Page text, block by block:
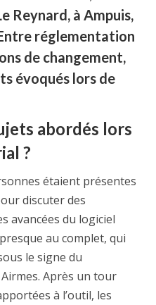
Reynard, à Ampuis,
réglementation
de changement,
évoqués lors de
abordés lors
?
étaient présentes
discuter des
avancées du logiciel
au complet, qui
le signe du
Après un tour
à l’outil, les